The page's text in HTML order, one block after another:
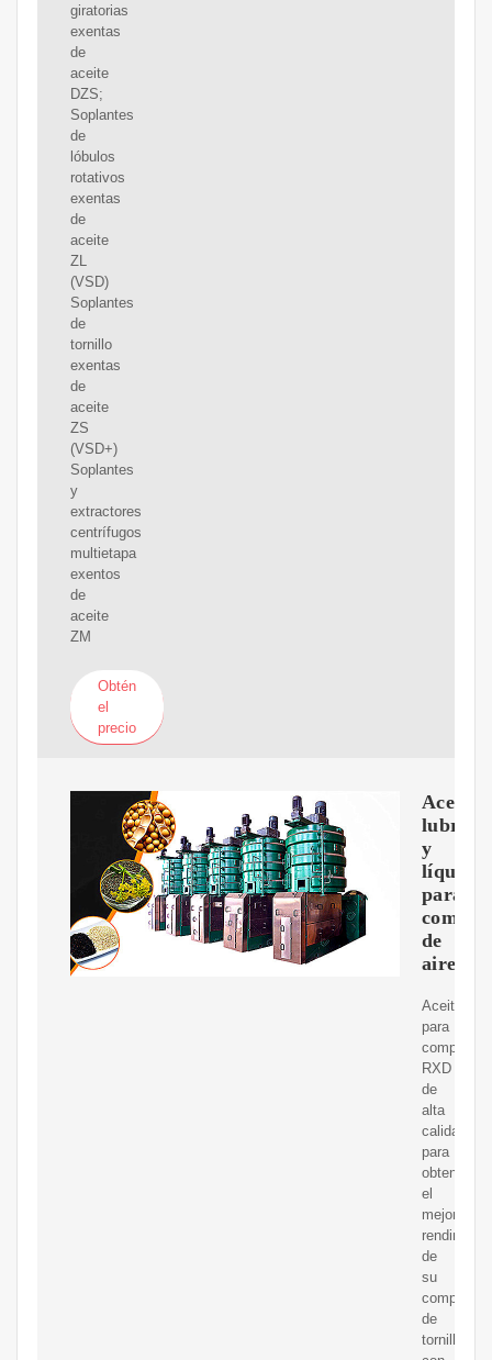
giratorias
exentas
de
aceite
DZS;
Soplantes
de
lóbulos
rotativos
exentas
de
aceite
ZL
(VSD)
Soplantes
de
tornillo
exentas
de
aceite
ZS
(VSD+)
Soplantes
y
extractores
centrífugos
multietapa
exentos
de
aceite
ZM
Obtén
el
precio
Aceite,
y
líquidos
para
de
aire
Aceite
para
RXD
de
alta
calidad
para
obtener
el
mejor
de
su
compresor
de
tornillo